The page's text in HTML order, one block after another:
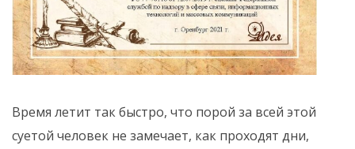
Время летит так быстро, что порой за всей этой
суетой человек не замечает, как проходят дни,